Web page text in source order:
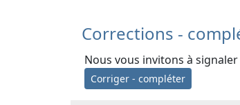
Corrections -
Nous vous invitons à
Corriger - compléter